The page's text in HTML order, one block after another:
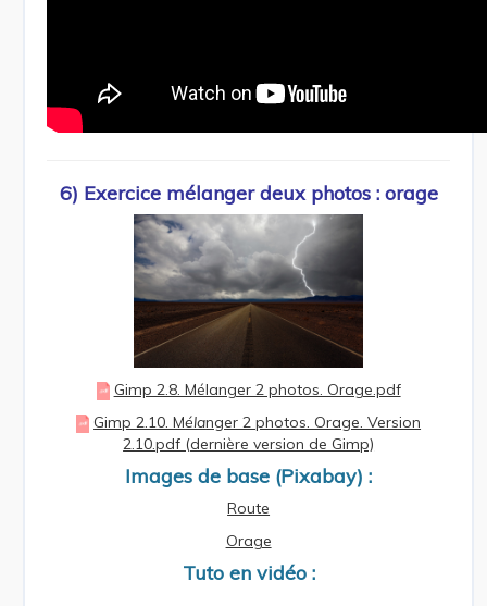
6) Exercice mélanger deux photos : orage
Gimp 2.8. Mélanger 2 photos. Orage.pdf
Gimp 2.10. Mélanger 2 photos. Orage. Version
2.10.pdf (dernière version de Gimp)
Images de base (Pixabay) :
Route
Orage
Tuto en vidéo :